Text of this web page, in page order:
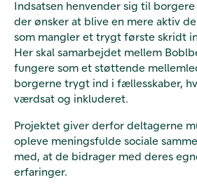
Indsatsen henvender sig til
der ønsker at blive en mere aktiv
som mangler et trygt første skridt
Her skal samarbejdet mellem
fungere som et støttende
borgerne trygt ind i fællesskaber,
værdsat og inkluderet.
Projektet giver derfor deltagerne
opleve meningsfulde sociale
med, at de bidrager med deres
erfaringer.